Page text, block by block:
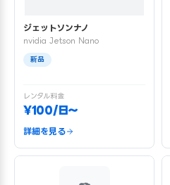
ジェットソンナノ
nvidia Jetson Nano
新品
レンタル料金
¥100/日〜
詳細を見る